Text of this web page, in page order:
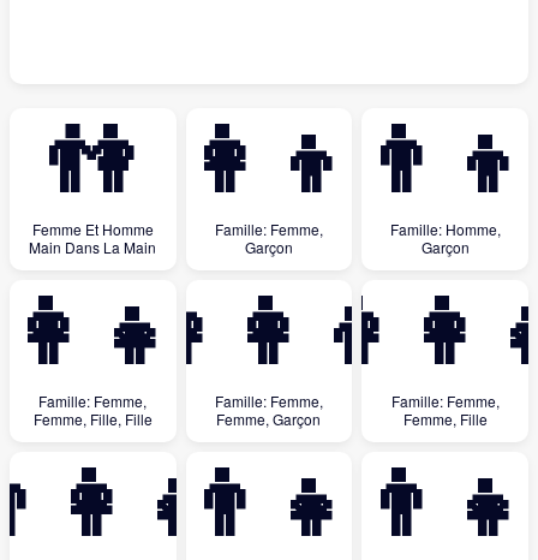
👫
Femme Et Homme
Main Dans La Main
👩‍👦
Famille: Femme,
Garçon
👨‍👦
Famille: Homme,
Garçon
Famille: Femme,
Femme, Fille, Fille
👩‍👩‍👦
Famille: Femme,
Femme, Garçon
Famille: Femme,
Femme, Fille
👨‍👨‍👧‍👧